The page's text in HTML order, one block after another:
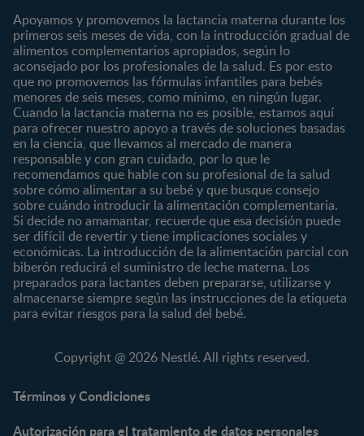
¿Quiénes somos?
Marcas y productos
Nuestros Productos
Nuestras Marcas
Embarazo
Posparto
0 a 4 meses
4 a 6 meses
6 a 8 meses
8 a 12 meses
12 a 24 meses
Desde 2 años
Preescolar
Escolar
Nutrición
Salud
Maternidad
Paternidad
Vida en familia
Marcas
CERELAC®
GERBER®
KLIM®
NAN® 3
NAN® Optipro® 3
NAN® Supreme 3
Productos
Cereales Infantiles
Compotas y galletas
Fórmulas Infantiles
Apoyamos y promovemos la lactancia materna durante los
primeros seis meses de vida, con la introducción gradual de
alimentos complementarios apropiados, según lo
aconsejado por los profesionales de la salud. Es por esto
que no promovemos las fórmulas infantiles para bebés
menores de seis meses, como mínimo, en ningún lugar.
Cuando la lactancia materna no es posible, estamos aquí
para ofrecer nuestro apoyo a través de soluciones basadas
en la ciencia, que llevamos al mercado de manera
responsable y con gran cuidado, por lo que le
recomendamos que hable con su profesional de la salud
sobre cómo alimentar a su bebé y que busque consejo
sobre cuándo introducir la alimentación complementaria.
Si decide no amamantar, recuerde que esa decisión puede
ser difícil de revertir y tiene implicaciones sociales y
económicas. La introducción de la alimentación parcial con
biberón reducirá el suministro de leche materna. Los
preparados para lactantes deben prepararse, utilizarse y
almacenarse siempre según las instrucciones de la etiqueta
para evitar riesgos para la salud del bebé.
Copyright @ 2026 Nestlé. All rights reserved.
Términos y Condiciones
Autorización para el tratamiento de datos personales